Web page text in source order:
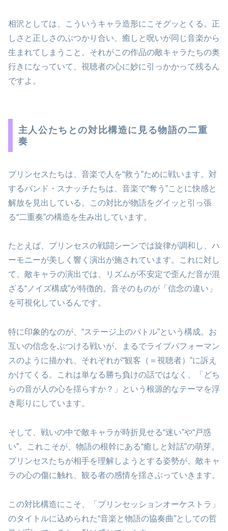
相沢としては、こういうキャラ造形にこそグッとくる。正
しさと正しさのぶつかり合い、癒しと呪いが同じ音楽から
生まれてしまうこと。それがこの作品の敵キャラたちの奥
行きになっていて、視聴者の心に妙に引っかかって残るん
ですよ。
主人公たちとの対比構造に見る物語の二重
奏
プリンセスたちは、音楽で人を“救う”ために戦います。対
するバンド・スナッチたちは、音楽で“奪う”ことに快感と
解放を見出している。この対比が物語をグイッと引っ張
る“二重奏”の構造を生み出しています。
たとえば、プリンセスの戦闘シーンでは旋律が調和し、ハ
ーモニーが美しく響く演出が施されています。これに対し
て、敵キャラの演出では、リズムが不安定で歪んだ音が混
ざる“ノイズ構成”が特徴的。音そのものが「信念の違い」
を可視化しているんです。
特に印象的なのが、“ステージ上のバトル”という構成。お
互いの信念をぶつける戦いが、まるでライブパフォーマン
スのように描かれ、それぞれが“観客（＝視聴者）”に訴え
かけてくる。これは単なる勝ち負けの話ではなく、「どち
らの音が人の心を揺らすか？」という根源的なテーマを浮
き彫りにしています。
そして、戦いの中で敵キャラが時折見せる“迷い”や“戸惑
い”。これこそが、物語の根幹にある“癒しと対話”の萌芽。
プリンセスたちが相手を理解しようとする姿勢が、敵キャ
ラの心の傷に触れ、観る者の感情を揺さぶっていきます。
この対比構造にこそ、「プリンセッションオーケストラ」
のタイトルに込められた“音楽と物語の協奏曲”としての哲